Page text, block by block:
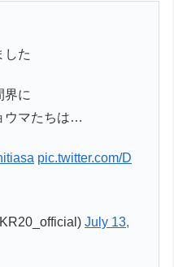
した
界に
ウマたちは…
pic.twitter.com/D
July 13,